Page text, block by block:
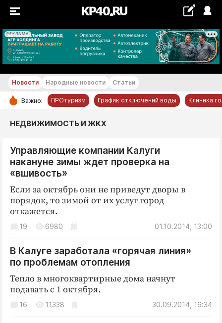
РЕКЛАМА
+20...+21 °С
РУБРИКИ
Новости компаний
Статьи
Народные новости
Авто и транспорт
Благоустройство
Криминал
Недвижимость и ЖКХ
Общество
Погода
Новости Народные новости Статьи
Важно: ПРОтуризм График отключений воды Клиника
НЕДВИЖИМОСТЬ И ЖКХ
Управляющие компании Калуги
накануне зимы ждет проверка на
«вшивость»
Если за октябрь они не приведут дворы в
порядок, то зимой от их услуг город
откажется.
01.10.2014, 13:00
19 6980
В Калуге заработала «горячая линия»
по проблемам отопления
Тепло в многоквартирные дома начнут
подавать с 1 октября.
30.09.2014, 16:34
16 11338